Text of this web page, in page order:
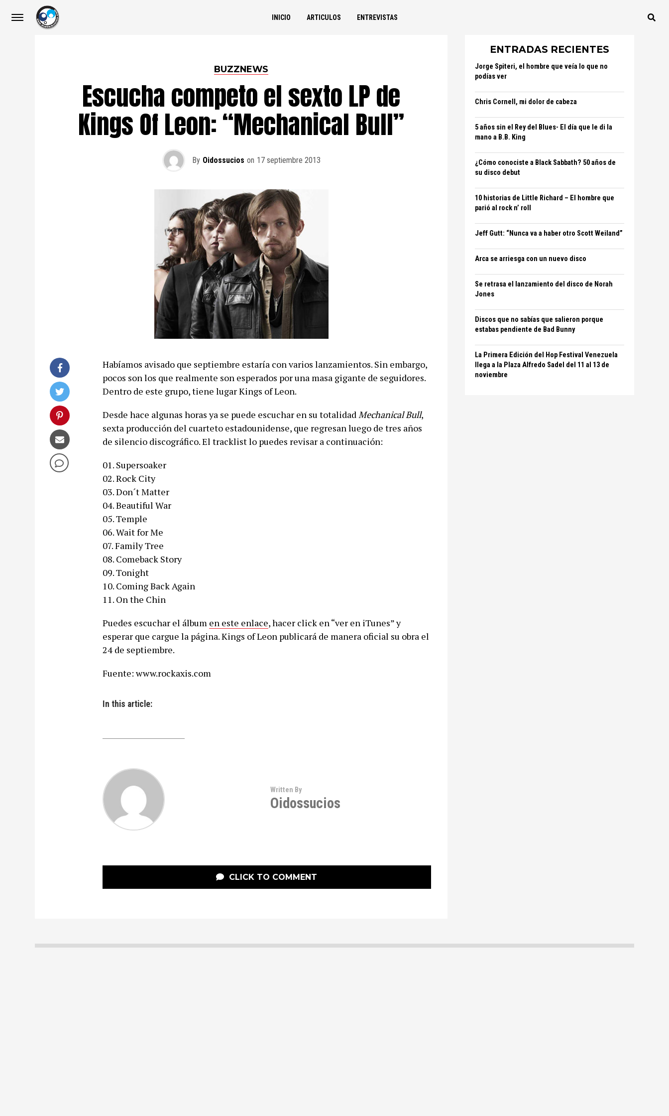
INICIO ARTICULOS ENTREVISTAS
BUZZNEWS
Escucha competo el sexto LP de
Kings Of Leon: “Mechanical Bull”
By Oidossucios on 17 septiembre 2013
Habíamos avisado que septiembre estaría con varios lanzamientos. Sin embargo,
pocos son los que realmente son esperados por una masa gigante de seguidores.
Dentro de este grupo, tiene lugar Kings of Leon.
Desde hace algunas horas ya se puede escuchar en su totalidadMechanical Bull,
sexta producción del cuarteto estadounidense, que regresan luego de tres años
de silencio discográfico. El tracklist lo puedes revisar a continuación:
01. Supersoaker
02. Rock City
03. Don´t Matter
04. Beautiful War
05. Temple
06. Wait for Me
07. Family Tree
08. Comeback Story
09. Tonight
10. Coming Back Again
11. On the Chin
Puedes escuchar el álbum en este enlace, hacer click en “ver en iTunes” y
esperar que cargue la página. Kings of Leon publicará de manera oficial su obra el
24 de septiembre.
Fuente: www.rockaxis.com
In this article:
Written By
Oidossucios
CLICK TO COMMENT
ENTRADAS RECIENTES
Jorge Spiteri, el hombre que veía lo que no
podías ver
Chris Cornell, mi dolor de cabeza
5 años sin el Rey del Blues- El día que le di la
mano a B.B. King
¿Cómo conociste a Black Sabbath? 50 años de
su disco debut
10 historias de Little Richard – El hombre que
parió al rock n’ roll
Jeff Gutt: “Nunca va a haber otro Scott Weiland”
Arca se arriesga con un nuevo disco
Se retrasa el lanzamiento del disco de Norah
Jones
Discos que no sabías que salieron porque
estabas pendiente de Bad Bunny
La Primera Edición del Hop Festival Venezuela
llega a la Plaza Alfredo Sadel del 11 al 13 de
noviembre